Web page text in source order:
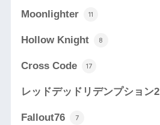
Moonlighter 11
Hollow Knight 8
Cross Code 17
レッドデッドリデンプション2
Fallout76 7